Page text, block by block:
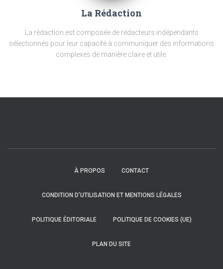
La Rédaction
La rédaction est composée de rédacteurs indépendants
sélectionnés pour leur capacité à communiquer des informations
complexes de manière claire et utile.
À PROPOS CONTACT
CONDITION D’UTILISATION ET MENTIONS LÉGALES
POLITIQUE ÉDITORIALE POLITIQUE DE COOKIES (UE)
PLAN DU SITE